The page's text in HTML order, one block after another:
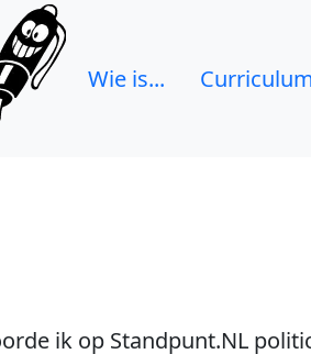
Wie is...
ik op Standpunt.NL